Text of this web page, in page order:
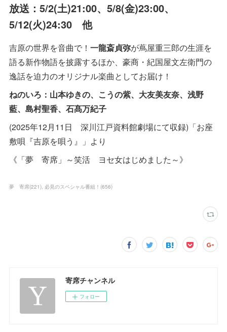
放送：5/2(土)21:00、5/8(金)23:00、
5/12(火)24:30 他
吉原の世界を音曲で！一龍斎貞弥が蔦屋重三郎の生涯を
語る新作物語を披露するほか、豪商・紀国屋文左衛門の
逸話を迫力のオリジナル楽曲としてお届け！
ねのいろ：山本ゆきの、こうの紫、大友美友奈、浅野
藍、島村聖香、石髙万紀子
(2025年12月11日 深川江戸資料館劇場にて収録)「お座
敷唄『吉原を唄う』」より
《「夢 寄席」～笑活 ヨセ女はじめました～》
夢 寄席(221) 必見のスペシャル番組！ (656)
寄席チャンネル
フォロー